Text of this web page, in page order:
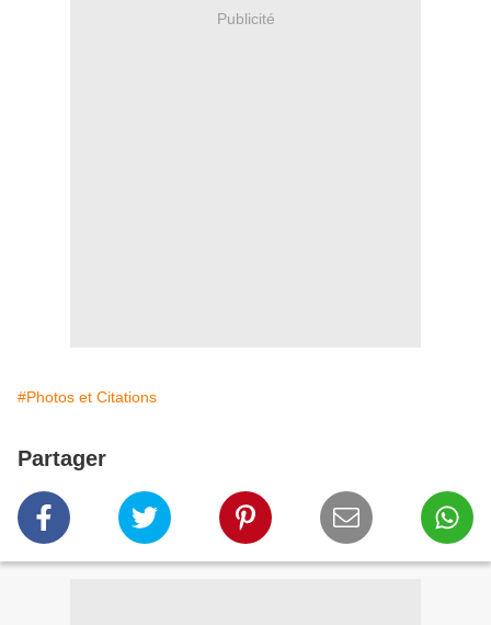
Publicité
#Photos et Citations
Partager